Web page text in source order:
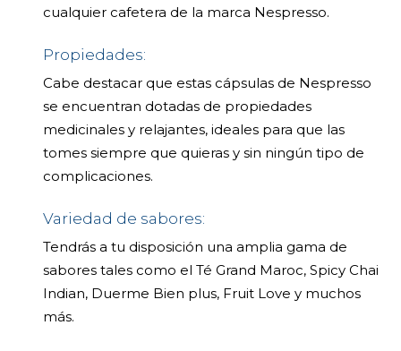
cualquier cafetera de la marca Nespresso.
Propiedades:
Cabe destacar que estas cápsulas de Nespresso
se encuentran dotadas de propiedades
medicinales y relajantes, ideales para que las
tomes siempre que quieras y sin ningún tipo de
complicaciones.
Variedad de sabores:
Tendrás a tu disposición una amplia gama de
sabores tales como el Té Grand Maroc, Spicy Chai
Indian, Duerme Bien plus, Fruit Love y muchos
más.